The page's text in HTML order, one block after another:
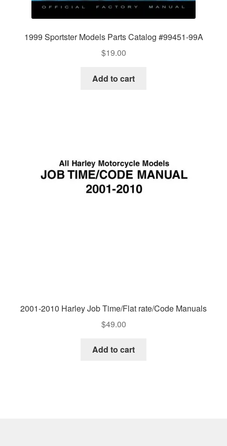
1999 Sportster Models Parts Catalog #99451-99A
$19.00
Add to cart
2001-2010 Harley Job Time/Flat rate/Code Manuals
$49.00
Add to cart